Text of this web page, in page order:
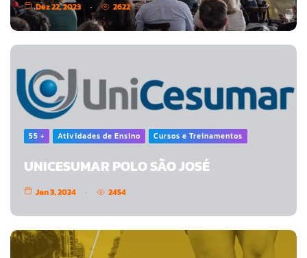
Dez 22, 2023 2622
55 + Atividades de Ensino Cursos e Treinamentos
UNICESUMAR POLO SÃO JOSÉ
Jan 3, 2024 2454